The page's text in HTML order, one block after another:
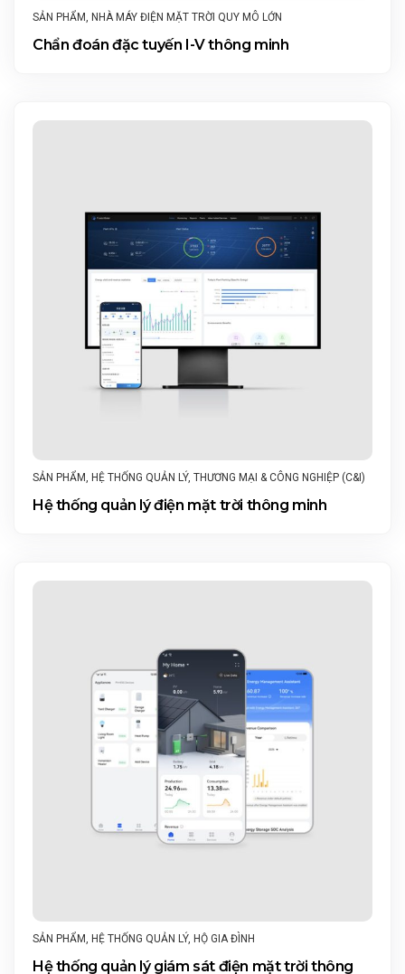
SẢN PHẨM NHÀ MÁY ĐIỆN MẶT TRỜI QUY MÔ LỚN
Chẩn đoán đặc tuyến I-V thông minh
SẢN PHẨM, HỆ THỐNG QUẢN LÝ, THƯƠNG MẠI & CÔNG NGHIỆP (C&I)
Hệ thống quản lý điện mặt trời thông minh
SẢN PHẨM, HỆ THỐNG QUẢN LÝ, HỘ GIA ĐÌNH
Hệ thống quản lý giám sát điện mặt trời thông